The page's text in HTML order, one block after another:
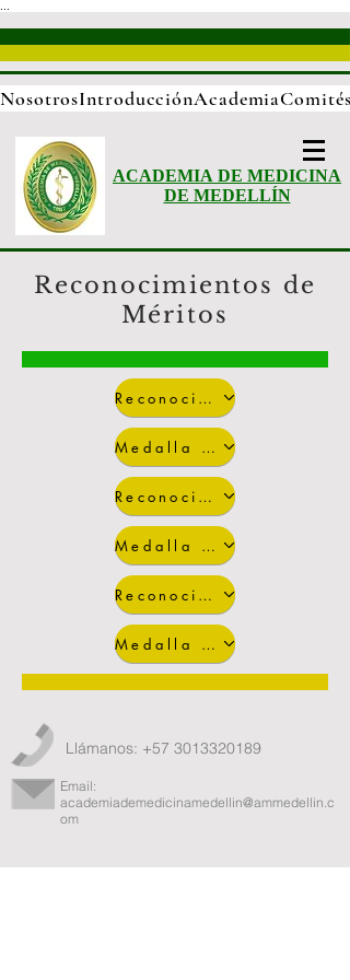
NosotrosIntroducciónAcademiaComités
ACADEMIA DE MEDICINA
DE MEDELLÍN
Reconocimientos de
Méritos
Reconocimiento de Méritos 2018
Medalla de Oro 2018
Reconocimiento de Méritos 2019
Medalla de Oro 2019
Reconocimiento de Méritos 2020
Medalla de Oro 2020
Llámanos: +57 3013320189
Email:
academiademedicinamedellin@ammedellin.c
om